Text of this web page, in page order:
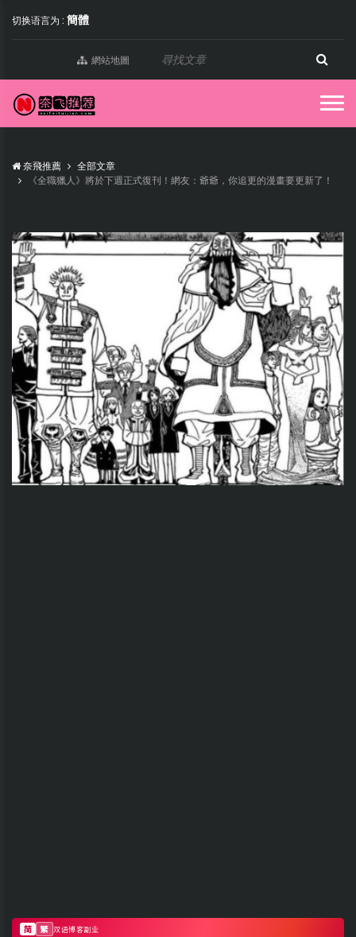
切换语言为 : 簡體
網站地圖
奈飛推薦
全部文章
《全職獵人》將於下週正式復刊！網友：爺爺，你追更的漫畫要更新了！